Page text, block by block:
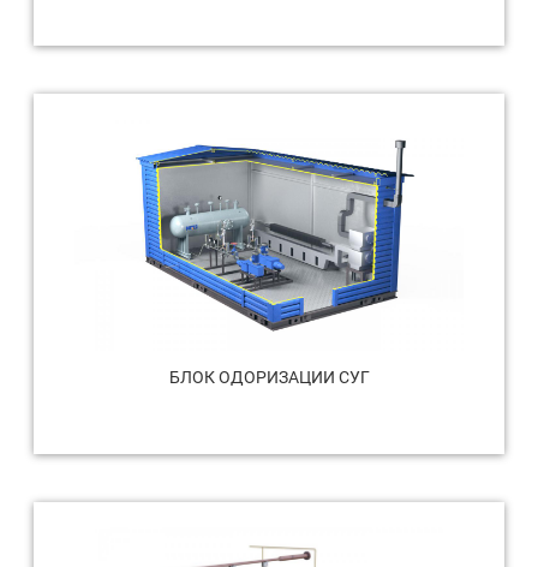
БЛОК ОДОРИЗАЦИИ СУГ